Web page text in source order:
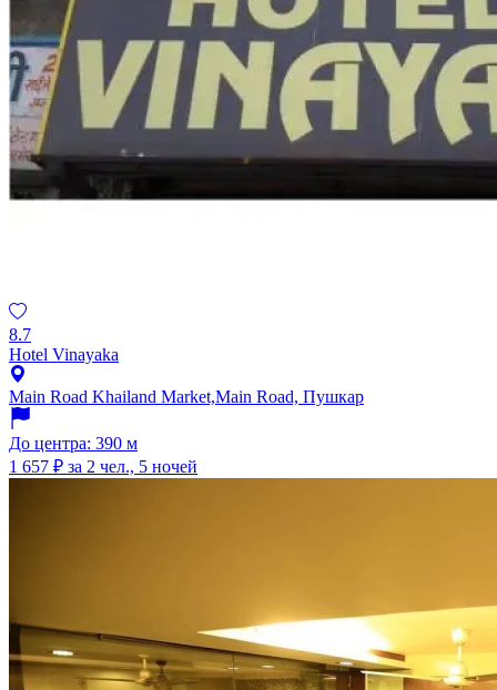
8.7
Hotel Vinayaka
Main Road Khailand Market,Main Road, Пушкар
До центра: 390 м
1 657 ₽ за 2 чел., 5 ночей